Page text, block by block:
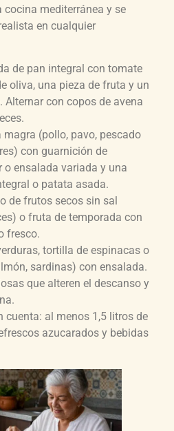
cocina mediterránea y se
en cualquier
de pan integral con tomate
oliva, una pieza de fruta y un
Alternar con copos de avena
magra (pollo, pavo, pescado
con guarnición de
o ensalada variada y una
o patata asada.
de frutos secos sin sal
o fruta de temporada con
fresco.
tortilla de espinacas o
sardinas) con ensalada.
que alteren el descanso y
cuenta: al menos 1,5 litros de
azucarados y bebidas